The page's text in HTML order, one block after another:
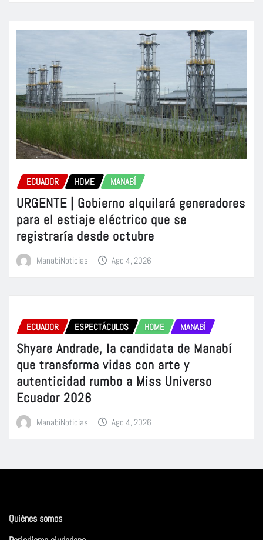
ECUADOR HOME MANABÍ
URGENTE | Gobierno alquilará generadores
para el estiaje eléctrico que se
registraría desde octubre
ManabiNoticias Ago 4, 2026
ECUADOR ESPECTÁCULOS HOME MANABÍ
Shyare Andrade, la candidata de Manabí
que transforma vidas con arte y
autenticidad rumbo a Miss Universo
Ecuador 2026
ManabiNoticias Ago 4, 2026
Quiénes somos